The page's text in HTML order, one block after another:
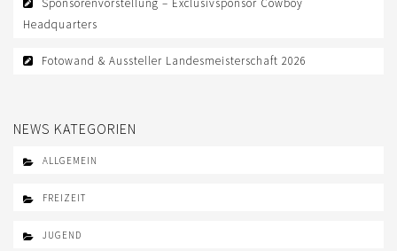
Sponsorenvorstellung – Exclusivsponsor Cowboy
Headquarters
Fotowand & Aussteller Landesmeisterschaft 2026
NEWS KATEGORIEN
ALLGEMEIN
FREIZEIT
JUGEND